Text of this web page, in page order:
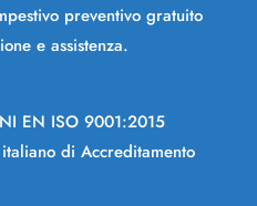
preventivo gratuito
e assistenza.
EN ISO 9001:2015
di Accreditamento